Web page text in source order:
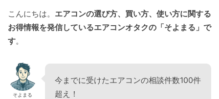
こんにちは。 エアコンの選び方、買い方、使い方に関する
お得情報を発信しているエアコンオタクの「そよまる」で
す。
そよまる
今までに受けたエアコンの相談件数100件
超え！